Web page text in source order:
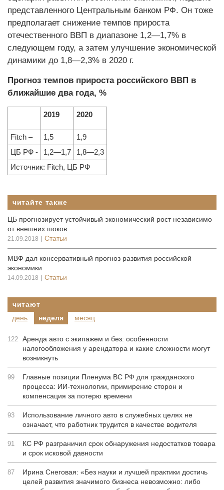
представленного Центральным банком РФ. Он тоже
предполагает снижение темпов прироста
отечественного ВВП в диапазоне 1,2—1,7% в
следующем году, а затем улучшение экономической
динамики до 1,8—2,3% в 2020 г.
Прогноз темпов прироста российского ВВП в
ближайшие два года, %
2019 2020
Fitch – 1,5
1,9
ЦБ РФ -
1,2—1,7
1,8—2,3
Источник: Fitch, ЦБ РФ
читайте также
ЦБ прогнозирует устойчивый экономический рост независимо
от внешних шоков
21.09.2018 | Статьи
МВФ дал консервативный прогноз развития российской
экономики
14.09.2018 | Статьи
читают
день
неделя месяц
122 Аренда авто с экипажем и без: особенности
налогообложения у арендатора и какие сложности могут
возникнуть
99
Главные позиции Пленума ВС РФ для гражданского
процесса: ИИ-технологии, примирение сторон и
компенсация за потерю времени
93
Использование личного авто в служебных целях не
означает, что работник трудится в качестве водителя
91
КС РФ разграничил срок обнаружения недостатков товара
и срок исковой давности
87
Ирина Снеговая: «Без науки и лучшей практики достичь
целей развития значимого бизнеса невозможно: либо